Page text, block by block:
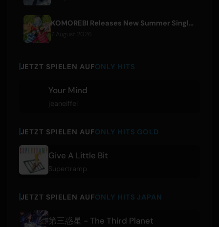
KOMOREBI Releases New Summer Single 'Letsu Natsu'
JETZT SPIELEN AUFONLY HITS
Your Mind
jeaneiffel
JETZT SPIELEN AUFONLY HITS GOLD
Give A Little Bit
Supertramp
JETZT SPIELEN AUFONLY HITS JAPAN
第三惑星 - The Third Planet